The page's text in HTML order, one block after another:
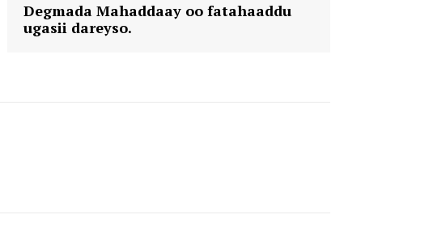
Degmada Mahaddaay oo fatahaaddu
ugasii dareyso.